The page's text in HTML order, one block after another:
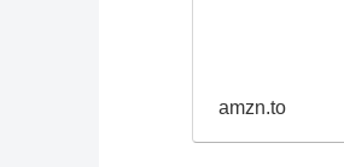
amzn.to